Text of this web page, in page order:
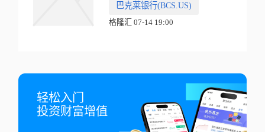
巴克莱银行(BCS.US)
格隆汇 07-14 19:00
轻松入门
投资财富增值